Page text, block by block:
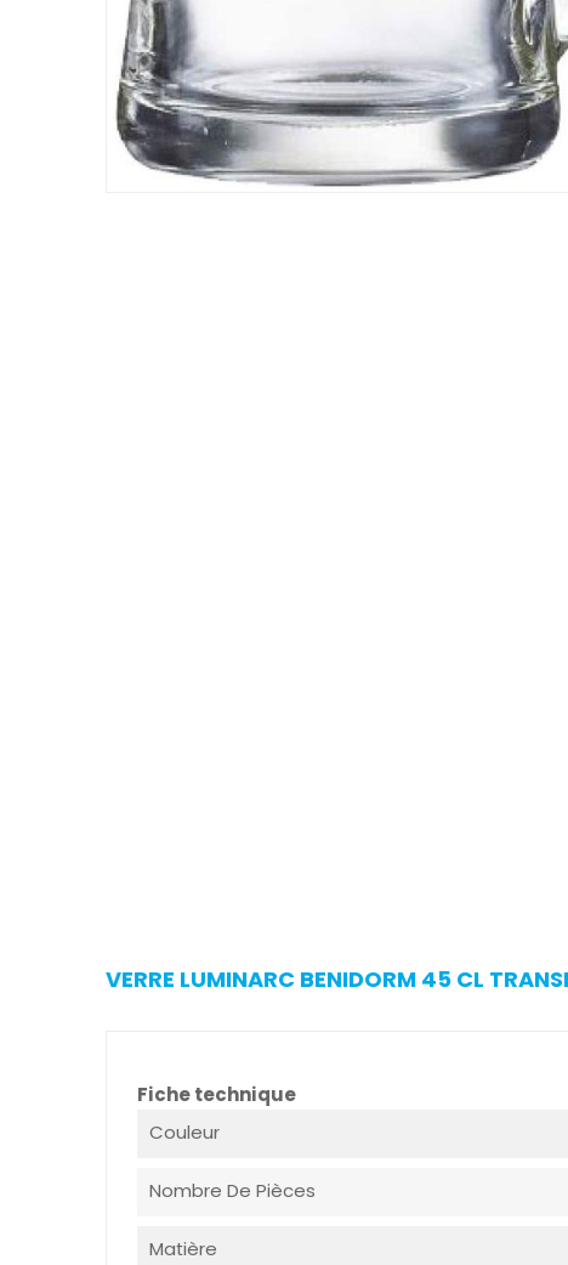
VERRE LUMINARC BENIDORM 45 CL
Fiche technique
Couleur
Nombre De Pièces
Matière